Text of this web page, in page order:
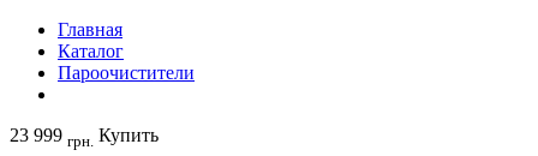
Главная
Каталог
Пароочистители
23 999 грн. Купить